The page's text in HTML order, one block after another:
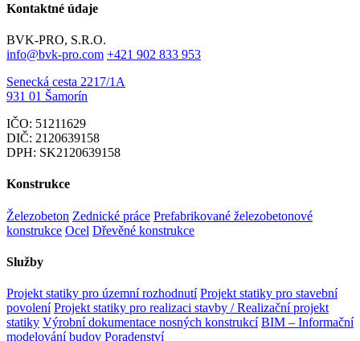
Kontaktné údaje
BVK-PRO, S.R.O.
info@bvk-pro.com +421 902 833 953
Senecká cesta 2217/1A
931 01 Šamorín
IČO: 51211629
DIČ: 2120639158
DPH: SK2120639158
Konstrukce
Železobeton Zednické práce Prefabrikované železobetonové
konstrukce Ocel Dřevěné konstrukce
Služby
Projekt statiky pro územní rozhodnutí Projekt statiky pro stavební
povolení Projekt statiky pro realizaci stavby / Realizační projekt
statiky Výrobní dokumentace nosných konstrukcí BIM – Informační
modelování budov Poradenství